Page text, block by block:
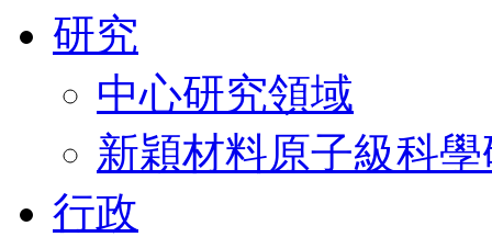
研究
中心研究領域
新穎材料原子級科
行政